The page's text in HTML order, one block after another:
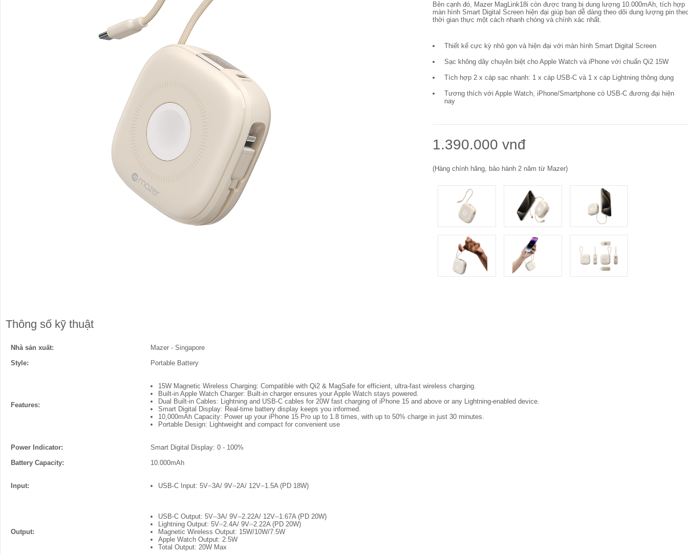
Bên cạnh đó, Mazer MagLink18i còn được trang bị dung lượng 10.000mAh, tích hợp
màn hình Smart Digital Screen hiện đại giúp bạn dễ dàng theo dõi dung lượng pin
thời gian thực một cách nhanh chóng và chính xác nhất.
Thiết kế cực kỳ nhỏ gọn và hiện đại với màn hình Smart Digital Screen
Sạc không dây chuyên biệt cho Apple Watch và iPhone với chuẩn Qi2 15W
Tích hợp 2 x cáp sạc nhanh: 1 x cáp USB-C và 1 x cáp Lightning thông dụng
Tương thích với Apple Watch, iPhone/Smartphone có USB-C đương đại hiện
nay
1.390.000 vnđ
(Hàng chính hãng, bảo hành 2 năm từ Mazer)
Thông số kỹ thuật
Nhà sản xuất:
Mazer - Singapore
Style:
Portable Battery
Features:
15W Magnetic Wireless Charging: Compatible with Qi2 & MagSafe for efficient, ultra-fast wireless charging.
Built-in Apple Watch Charger: Built-in charger ensures your Apple Watch stays powered.
Dual Built-in Cables: Lightning and USB-C cables for 20W fast charging of iPhone 15 and above or any Lightning-enabled device.
Smart Digital Display: Real-time battery display keeps you informed.
10,000mAh Capacity: Power up your iPhone 15 Pro up to 1.8 times, with up to 50% charge in just 30 minutes.
Portable Design: Lightweight and compact for convenient use
Power Indicator:
Smart Digital Display: 0 - 100%
Battery Capacity:
10.000mAh
Input: USB-C Input: 5V⎓3A/ 9V⎓2A/ 12V⎓1.5A (PD 18W)
Output:
USB-C Output: 5V⎓3A/ 9V⎓2.22A/ 12V⎓1.67A (PD 20W)
Lightning Output: 5V⎓2.4A/ 9V⎓2.22A (PD 20W)
Magnetic Wireless Output: 15W/10W/7.5W
Apple Watch Output: 2.5W
Total Output: 20W Max